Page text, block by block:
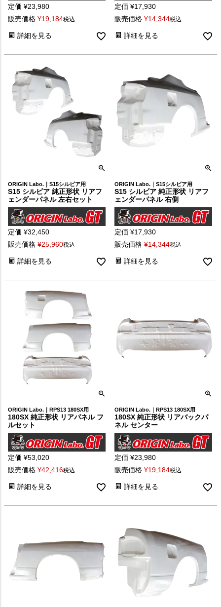
定価 ¥23,980
販売価格 ¥19,184税込
詳細を見る
定価 ¥17,930
販売価格 ¥14,344税込
詳細を見る
ORIGIN Labo.｜S15シルビア用
S15 シルビア 純正形状 リアフ
ェンダーパネル 左右セット
定価 ¥32,450
販売価格 ¥25,960税込
詳細を見る
ORIGIN Labo.｜S15シルビア用
S15 シルビア 純正形状 リアフ
ェンダーパネル 右側
定価 ¥17,930
販売価格 ¥14,344税込
詳細を見る
ORIGIN Labo.｜RPS13 180SX用
180SX 純正形状 リアパネル フ
ルセット
定価 ¥53,020
販売価格 ¥42,416税込
詳細を見る
ORIGIN Labo.｜RPS13 180SX用
180SX 純正形状 リアバックパ
ネル センター
定価 ¥23,980
販売価格 ¥19,184税込
詳細を見る